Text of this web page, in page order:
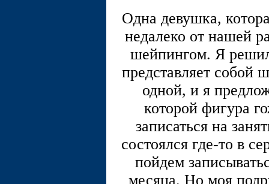
Одна девушка,
недалеко от нашей
шейпингом. Я
представляет собой
одной, и я
которой фигура
записаться на
состоялся где-то в
пойдем
месяца. Но моя